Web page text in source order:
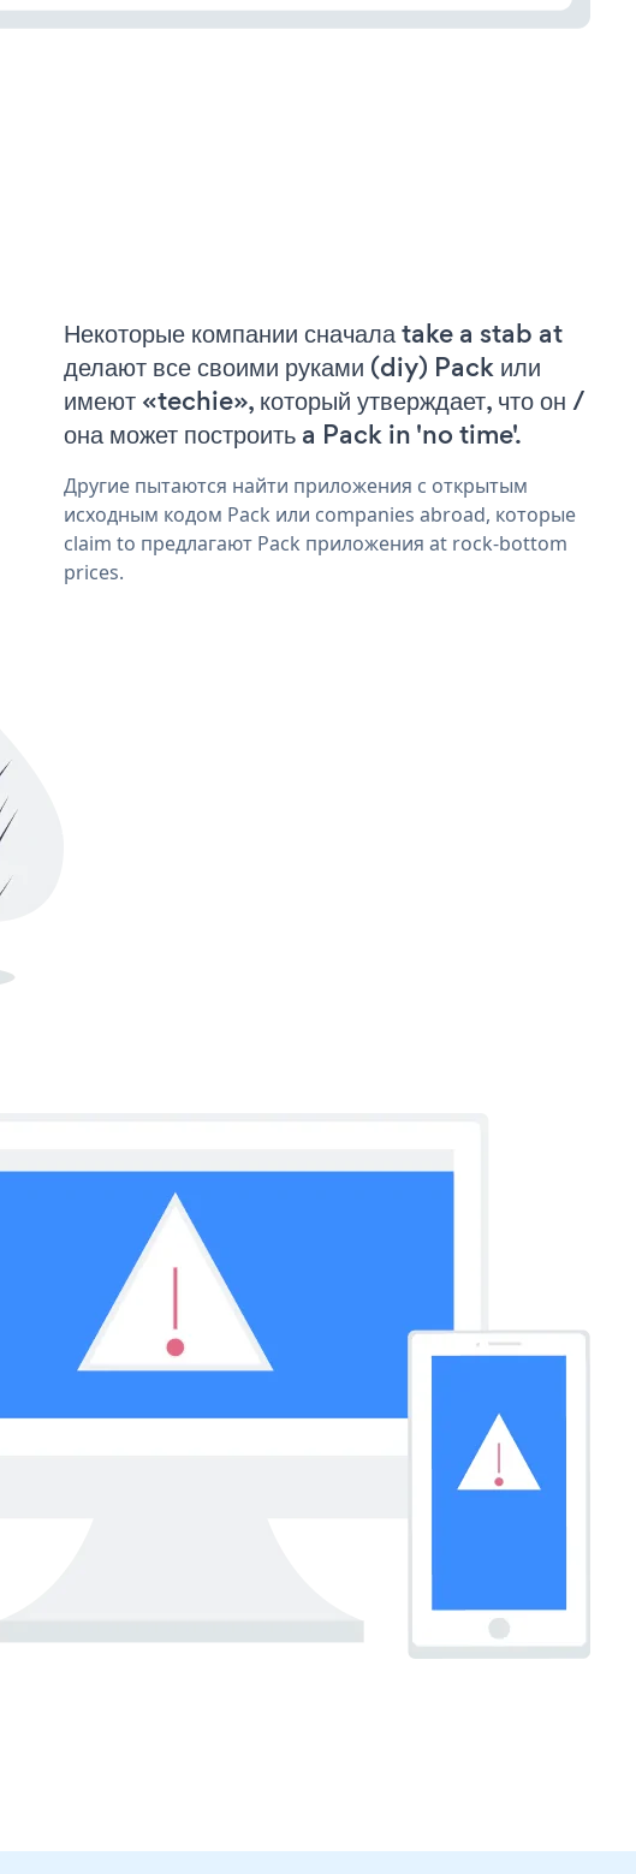
Некоторые компании сначала take a stab at
делают все своими руками (diy) Pack или
имеют «techie», который утверждает, что он /
она может построить a Pack in 'no time'.
Другие пытаются найти приложения с открытым
исходным кодом Pack или companies abroad, которые
claim to предлагают Pack приложения at rock-bottom
prices.